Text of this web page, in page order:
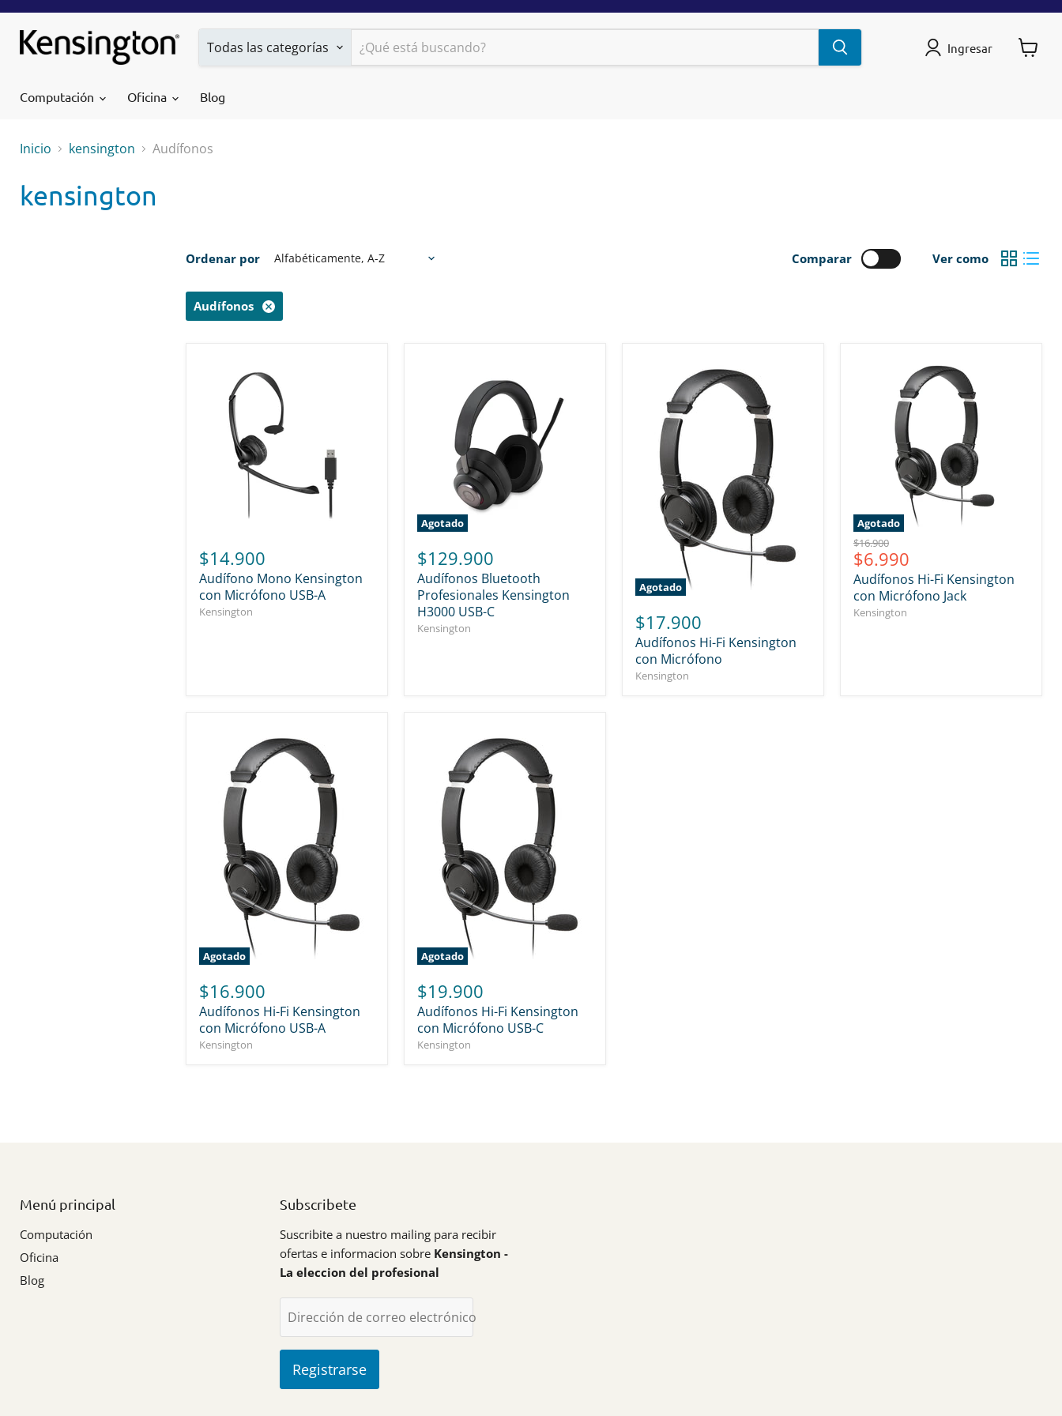
Todas las categorías Ingresar
Computación Oficina Blog
Inicio kensington Audífonos
kensington
Ordenar por Comparar Ver como
Audífonos
$14.900
Audífono Mono Kensington
con Micrófono USB-A
Kensington
Agotado
$129.900
Audífonos Bluetooth
Profesionales Kensington
H3000 USB-C
Kensington
Agotado
$17.900
Audífonos Hi-Fi Kensington
con Micrófono
Kensington
Agotado
Precio
original
$16.900
Precio
actual
$6.990
Audífonos Hi-Fi Kensington
con Micrófono Jack
Kensington
Agotado
$16.900
Audífonos Hi-Fi Kensington
con Micrófono USB-A
Kensington
Agotado
$19.900
Audífonos Hi-Fi Kensington
con Micrófono USB-C
Kensington
Menú principal
Computación
Oficina
Blog
Subscribete
Suscribite a nuestro mailing para recibir
ofertas e informacion sobre Kensington -
La eleccion del profesional
Dirección de correo electrónico
Registrarse